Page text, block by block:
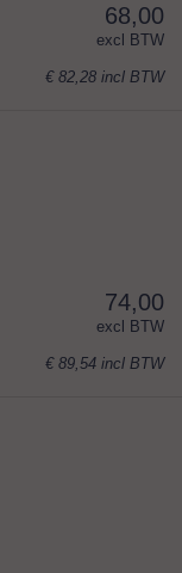
68,00
excl BTW
€ 82,28 incl BTW
74,00
excl BTW
€ 89,54 incl BTW